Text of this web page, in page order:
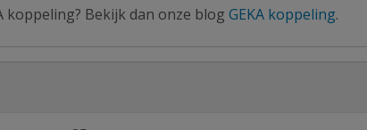
koppeling? Bekijk dan onze blog GEKA koppeling.